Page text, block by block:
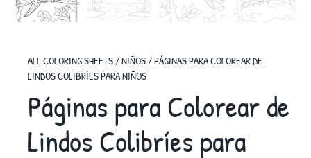
ALL COLORING SHEETS/NIÑOS/PÁGINAS PARA COLOREAR DE
LINDOS COLIBRÍES PARA NIÑOS
Páginas para Colorear de
Lindos Colibríes para